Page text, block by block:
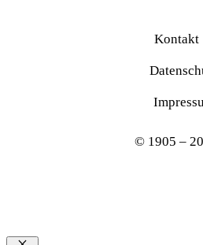
Kontakt
© 1905 –